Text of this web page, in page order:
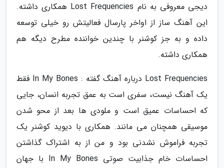
دیجی معروفی به نام Lost Frequencies همکاری داشته.
این آهنگ ساز از اواخر پارسال فعالیتش رو خیلی توسعه
داده و به جز کوشنر با چندین خواننده مطرح دیگه هم
همکاری داشته.
Lost Frequencies درباره آهنگ گفته : In My Bones فقط
یک آهنگ نیست، سفری است به عمق تجربه انسان، جایی
که احساسات عمیق است و ملودی ها بعد از محو شدن
موسیقی همچنان می مانند. همکاری با دیوید کوشنر یک
تجربه فراموش نشدنی بود و من از به اشتراک گذاشتن
احساسات خام جذابیت صوتی In My Bones با جهان